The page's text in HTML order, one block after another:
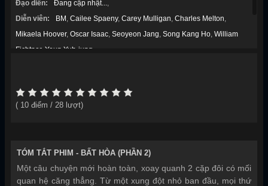
Đạo diễn:
Đang cập nhật...,
Diễn viên:
BM , Cailee Spaeny, Carey Mulligan, Charles Melton,
Mikaela Hoover, Oscar Isaac, Seoyeon Jang, Song Kang Ho, William
Fichtner, Youn Yuh-jung
( 10 điểm / 28 lượt)
TÓM TẮT PHIM - BẤT HÒA (PHẦN 2)
Một câu chuyện mới hoàn toàn, xoay quanh 2 cặp đôi có mối
quan hệ căng thẳng. Từ một xung đột nhỏ ban đầu, mọi thứ